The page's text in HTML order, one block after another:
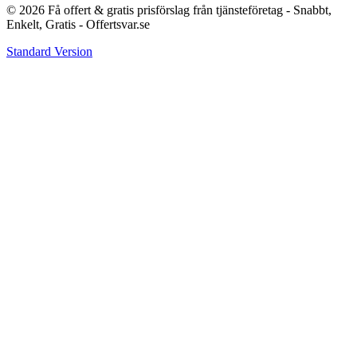
© 2026 Få offert & gratis prisförslag från tjänsteföretag - Snabbt,
Enkelt, Gratis - Offertsvar.se
Standard Version